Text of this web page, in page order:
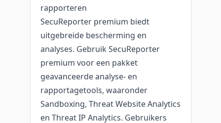
rapporteren
SecuReporter premium biedt
uitgebreide bescherming en
analyses. Gebruik SecuReporter
premium voor een pakket
geavanceerde analyse- en
rapportagetools, waaronder
Sandboxing, Threat Website Analytics
en Threat IP Analytics. Gebruikers